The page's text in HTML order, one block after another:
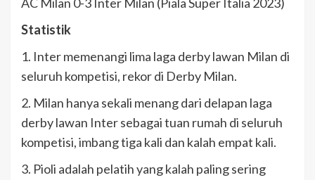
Statistik
1. Inter memenangi lima laga derby lawan Milan di
seluruh kompetisi, rekor di Derby Milan.
2. Milan hanya sekali menang dari delapan laga
derby lawan Inter sebagai tuan rumah di seluruh
kompetisi, imbang tiga kali dan kalah empat kali.
3. Pioli adalah pelatih yang kalah paling sering